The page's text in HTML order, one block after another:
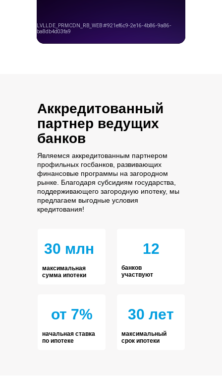
30 лет
максимальный
срок ипотеки
от 7%
начальная ставка
по ипотеке
12
банков
участвуют
30 млн
максимальная
сумма ипотеки
Аккредитованный
партнер ведущих
банков
Являемся аккредитованным партнером
профильных госбанков, развивающих
финансовые программы на загородном
рынке. Благодаря субсидиям государства,
поддерживающего загородную ипотеку, мы
предлагаем выгодные условия
кредитования!